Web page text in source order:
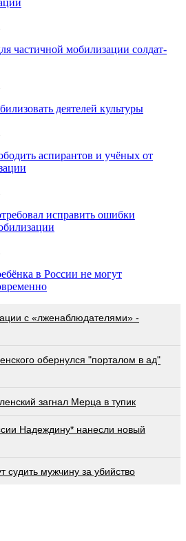
частичной мобилизации солдат-
деятелей культуры
аспирантов и учёных от
исправить ошибки
в России не могут
с «лженаблюдателями» -
обернулся "порталом в ад"
загнал Мерца в тупик
Надеждину* нанесли новый
судить мужчину за убийство